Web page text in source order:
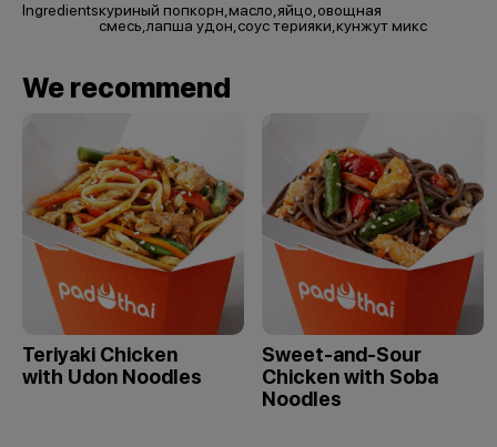
Ingredientsкуриный попкорн,масло,яйцо,овощная
смесь,лапша удон,соус терияки,кунжут микс
We recommend
Teriyaki Chicken
with Udon Noodles
Sweet-and-Sour
Chicken with Soba
Noodles